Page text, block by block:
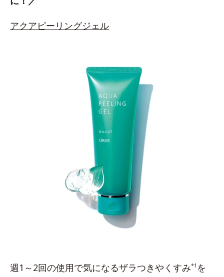
アクアピーリングジェル
週1～2回の使用で気になるザラつきやくすみ*1 を